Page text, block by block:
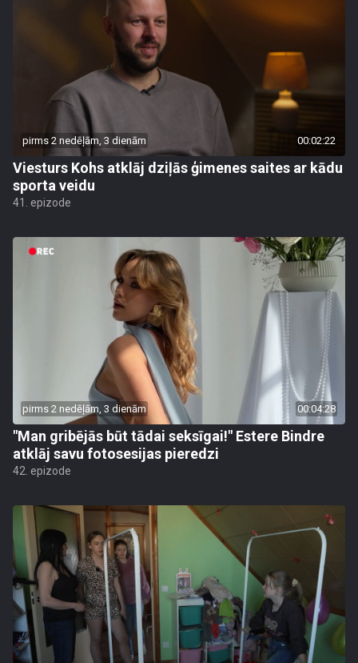
pirms 2 nedēļām, 3 dienām 00:02:22
Viesturs Kohs atklāj dziļās ģimenes saites ar kādu
sporta veidu
41. epizode
pirms 2 nedēļām, 3 dienām 00:04:28
"Man gribējās būt tādai seksīgai!" Estere Bindre
atklāj savu fotosesijas pieredzi
42. epizode